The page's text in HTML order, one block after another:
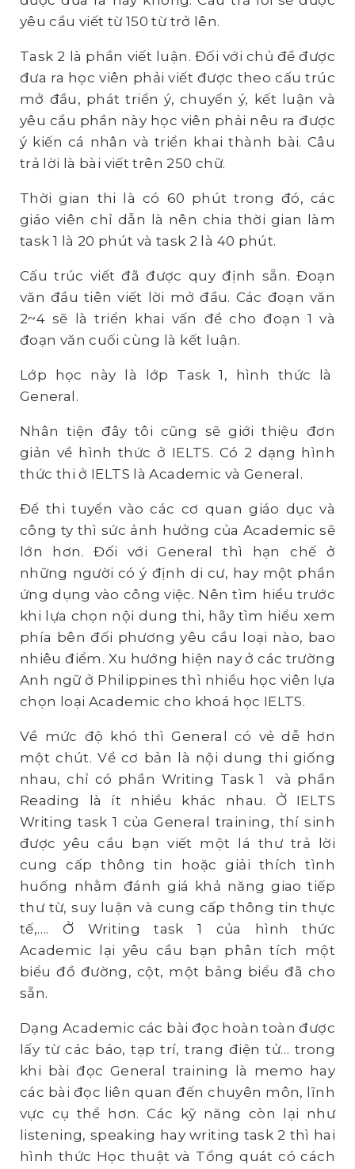
yêu cầu viết từ 150 từ trở lên.
Task 2 là phần viết luận. Đối với chủ đề được
đưa ra học viên phải viết được theo cấu trúc
mở đầu, phát triển ý, chuyển ý, kết luận và
yêu cầu phần này học viên phải nêu ra được
ý kiến cá nhân và triển khai thành bài. Câu
trả lời là bài viết trên 250 chữ.
Thời gian thi là có 60 phút trong đó, các
giáo viên chỉ dẫn là nên chia thời gian làm
task 1 là 20 phút và task 2 là 40 phút.
Cấu trúc viết đã được quy định sẵn. Đoạn
văn đầu tiên viết lời mở đầu. Các đoạn văn
2~4 sẽ là triển khai vấn đề cho đoạn 1 và
đoạn văn cuối cùng là kết luận.
Lớp học này là lớp Task 1, hình thức là
General.
Nhân tiện đây tôi cũng sẽ giới thiệu đơn
giản về hình thức ở IELTS. Có 2 dạng hình
thức thi ở IELTS là Academic và General.
Để thi tuyển vào các cơ quan giáo dục và
công ty thì sức ảnh hưởng của Academic sẽ
lớn hơn. Đối với General thì hạn chế ở
những người có ý định di cư, hay một phần
ứng dụng vào công việc. Nên tìm hiểu trước
khi lựa chọn nội dung thi, hãy tìm hiểu xem
phía bên đối phương yêu cầu loại nào, bao
nhiêu điểm. Xu hướng hiện nay ở các trường
Anh ngữ ở Philippines thì nhiều học viên lựa
chọn loại Academic cho khoá học IELTS.
Về mức độ khó thì General có vẻ dễ hơn
một chút. Về cơ bản là nội dung thi giống
nhau, chỉ có phần Writing Task 1 và phần
Reading là ít nhiều khác nhau. Ở IELTS
Writing task 1 của General training, thí sinh
được yêu cầu bạn viết một lá thư trả lời
cung cấp thông tin hoặc giải thích tình
huống nhằm đánh giá khả năng giao tiếp
thư từ, suy luận và cung cấp thông tin thực
tế,…. Ở Writing task 1 của hình thức
Academic lại yêu cầu bạn phân tích một
biểu đồ đường, cột, một bảng biểu đã cho
sẵn.
Dạng Academic các bài đọc hoàn toàn được
lấy từ các báo, tạp trí, trang điện tử… trong
khi bài đọc General training là memo hay
các bài đọc liên quan đến chuyên môn, lĩnh
vực cụ thể hơn. Các kỹ năng còn lại như
listening, speaking hay writing task 2 thì hai
hình thức Học thuật và Tổng quát có cách